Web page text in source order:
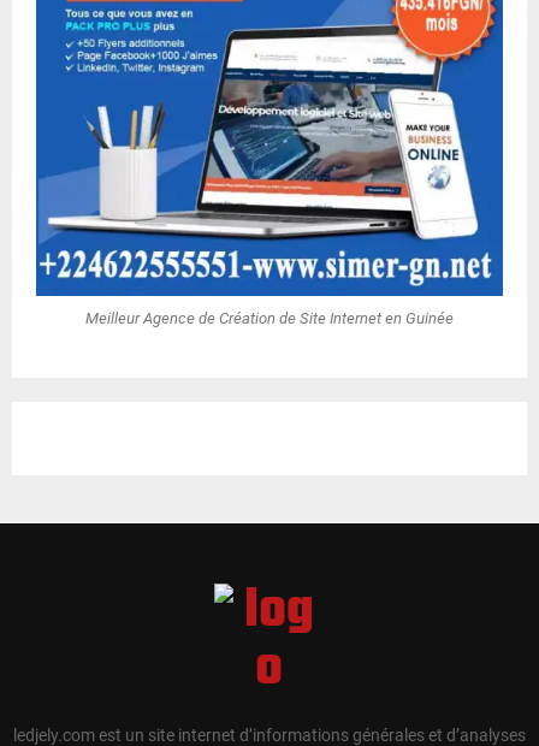
Meilleur Agence de Création de Site Internet en Guinée
ledjely.com est un site internet d’informations générales et d’analyses